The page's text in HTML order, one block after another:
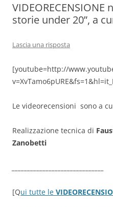
storie under 20”, a
Lascia una risposta
[youtube=http://
Le videorecensioni sono a
Realizzazione tecnica di
Zanobetti
[Qui tutte le